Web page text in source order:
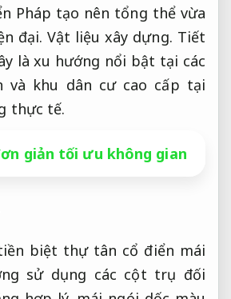
Pháp tạo nên tổng thể vừa
đại. Vật liệu xây dựng. Tiết
là xu hướng nổi bật tại các
và khu dân cư cao cấp tại
thực tế.
giản tối ưu không gian
biệt thự tân cổ điển mái
sử dụng các cột trụ đối